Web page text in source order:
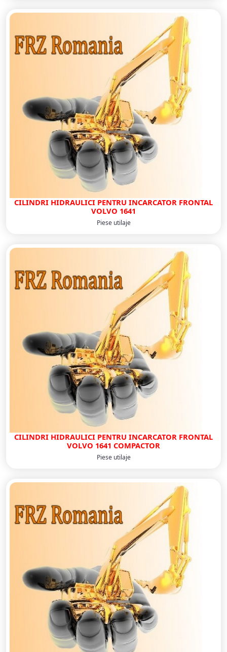
CILINDRI HIDRAULICI PENTRU INCARCATOR FRONTAL
VOLVO 1641
Piese utilaje
CILINDRI HIDRAULICI PENTRU INCARCATOR FRONTAL
VOLVO 1641 COMPACTOR
Piese utilaje